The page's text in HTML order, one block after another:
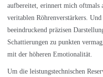
aufbereitet, erinnert mich oftmals
veritablen Röhrenverstärkers.
beeindruckend präzisen
Schattierungen zu punkten
mit der höheren Emotionalität.
Um die leistungstechnischen